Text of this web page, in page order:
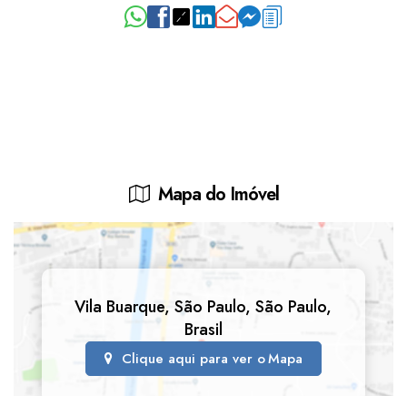
Mapa do Imóvel
Vila Buarque,São Paulo,São Paulo,
Brasil
Clique aqui para ver oMapa